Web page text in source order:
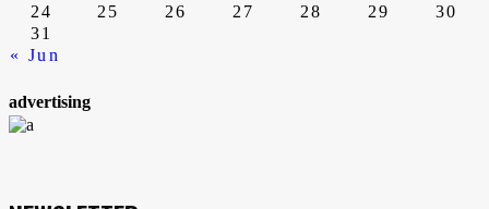
« Jun
24
25 26 27 28 29
30
31
advertising